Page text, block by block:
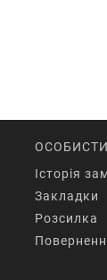
Історія
Закладки
Розсилка